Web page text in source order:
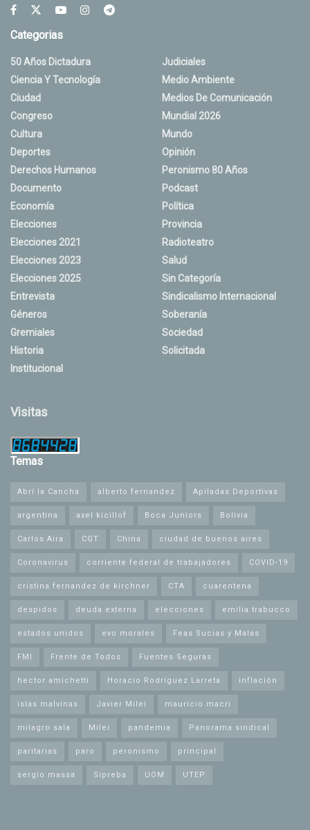
Categorias
50 Años Dictadura
Ciencia Y Tecnología
Ciudad
Congreso
Cultura
Deportes
Derechos Humanos
Documento
Economía
Elecciones
Elecciones 2021
Elecciones 2023
Elecciones 2025
Entrevista
Géneros
Gremiales
Historia
Institucional
Judiciales
Medio Ambiente
Medios De Comunicación
Mundial 2026
Mundo
Opinión
Peronismo 80 Años
Podcast
Política
Provincia
Radioteatro
Salud
Sin Categoría
Sindicalismo Internacional
Soberanía
Sociedad
Solicitada
Visitas
Temas
Abrí la Cancha alberto fernandez Apiladas Deportivas
argentina axel kicillof Boca Juniors Bolivia
Carlos Aira CGT China ciudad de buenos aires
Coronavirus corriente federal de trabajadores COVID-19
cristina fernandez de kirchner CTA cuarentena
despidos deuda externa elecciones emilia trabucco
estados unidos evo morales Feas Sucias y Malas
FMI Frente de Todos Fuentes Seguras
hector amichetti Horacio Rodríguez Larreta inflación
islas malvinas Javier Milei mauricio macri
milagro sala Milei pandemia Panorama sindical
paritarias paro peronismo principal
sergio massa Sipreba UOM UTEP